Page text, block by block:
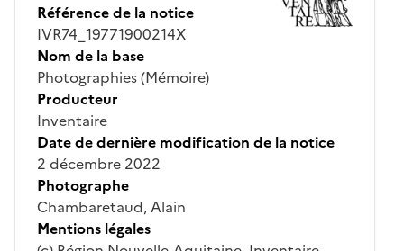
Référence de la notice
IVR74_19771900214X
Nom de la base
Photographies (Mémoire)
Producteur
Inventaire
Date de dernière modification de la notice
2 décembre 2022
Photographe
Chambaretaud, Alain
Mentions légales